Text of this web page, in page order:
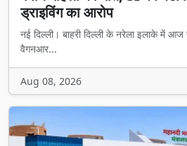
ड्राइविंग का आरोप
नई दिल्ली। बाहरी दिल्ली के नरेला इलाके में
वैगनआर...
Aug 08, 2026